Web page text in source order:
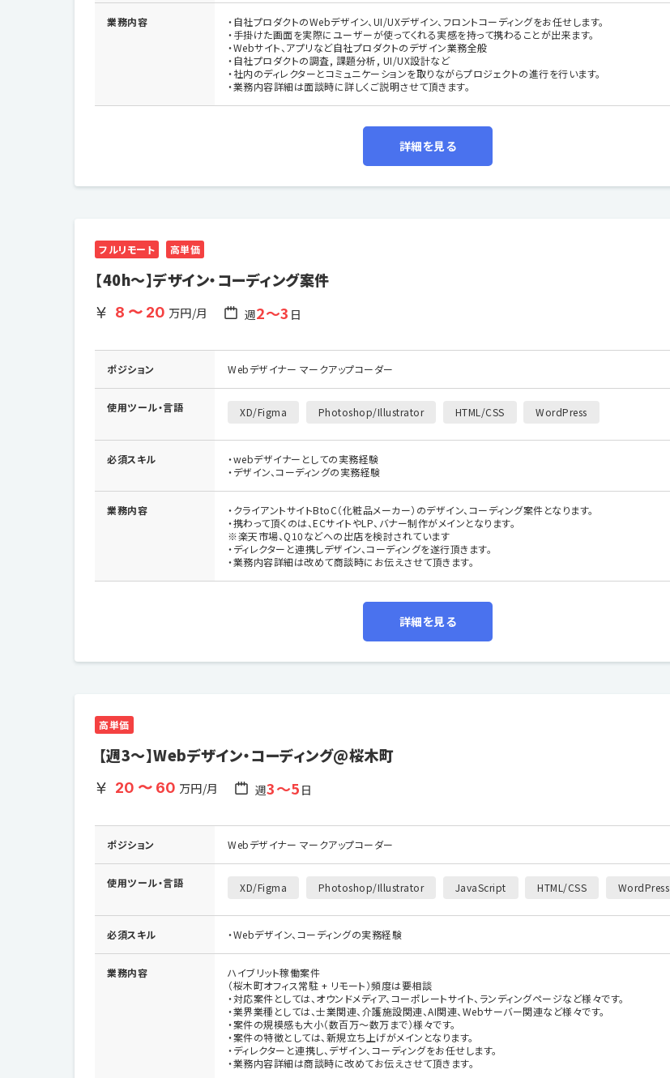
業務内容
・自社プロダクトのWebデザイン、UI/UXデザイン、フロントコーディングをお任せします。
・手掛けた画面を実際にユーザーが使ってくれる実感を持って携わることが出来ます。
・Webサイト、アプリなど自社プロダクトのデザイン業務全般
・自社プロダクトの調査, 課題分析, UI/UX設計など
・社内のディレクターとコミュニケーションを取りながらプロジェクトの進行を行います。
・業務内容詳細は面談時に詳しくご説明させて頂きます。
詳細を見る
フルリモート 高単価
【40h〜】デザイン・コーディング案件
8 〜 20 万円/月 週2〜3 日
ポジション Webデザイナー マークアップコーダー
使用ツール・言語 XD/Figma Photoshop/Illustrator HTML/CSS WordPress
必須スキル
・webデザイナーとしての実務経験
・デザイン、コーディングの実務経験
業務内容
・クライアントサイトBtoC（化粧品メーカー）のデザイン、コーディング案件となります。
・携わって頂くのは、ECサイトやLP、バナー制作がメインとなります。
※楽天市場、Q10などへの出店を検討されています
・ディレクターと連携しデザイン、コーディングを遂行頂きます。
・業務内容詳細は改めて商談時にお伝えさせて頂きます。
詳細を見る
高単価
【週3～】Webデザイン・コーディング@桜木町
20 〜 60 万円/月 週3〜5 日
ポジション Webデザイナー マークアップコーダー
使用ツール・言語 XD/Figma Photoshop/Illustrator JavaScript HTML/CSS WordPress
必須スキル ・Webデザイン、コーディングの実務経験
業務内容
ハイブリット稼働案件
（桜木町オフィス常駐 + リモート）頻度は要相談
・対応案件としては、オウンドメディア、コーポレートサイト、ランディングページなど様々です。
・業界業種としては、士業関連、介護施設関連、AI関連、Webサーバー関連など様々です。
・案件の規模感も大小（数百万〜数万まで）様々です。
・案件の特徴としては、新規立ち上げがメインとなります。
・ディレクターと連携し、デザイン、コーディングをお任せします。
・業務内容詳細は商談時に改めてお伝えさせて頂きます。